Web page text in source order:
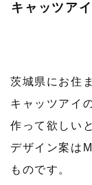
キャッツア
茨城県にお住
キャッツアイ
作って欲しい
デザイン案は
ものです。